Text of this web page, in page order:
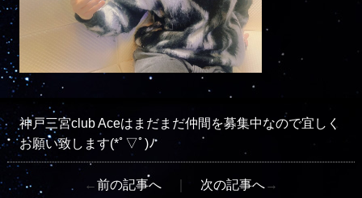
神戸三宮club Aceはまだまだ仲間を募集中なので宜しく
お願い致します(*ﾟ▽ﾟ)ﾉ
←前の記事へ 次の記事へ→